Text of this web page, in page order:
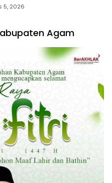
5, 2026
Agam